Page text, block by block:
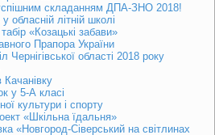
складанням ДПА-ЗНО 2018!
обласній літній школі
«Козацькі забави»
Прапора України
Чернігівської області 2018 року
Качанівку
у 5-А класі
культури і спорту
«Шкільна їдальня»
«Новгород-Сіверський на світлинах